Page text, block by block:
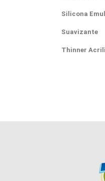
Silicona
Suavizante
Thinner